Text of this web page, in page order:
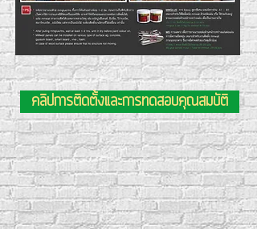
คลิปการติดตั้งและการทดสอบคุณสมบัติ